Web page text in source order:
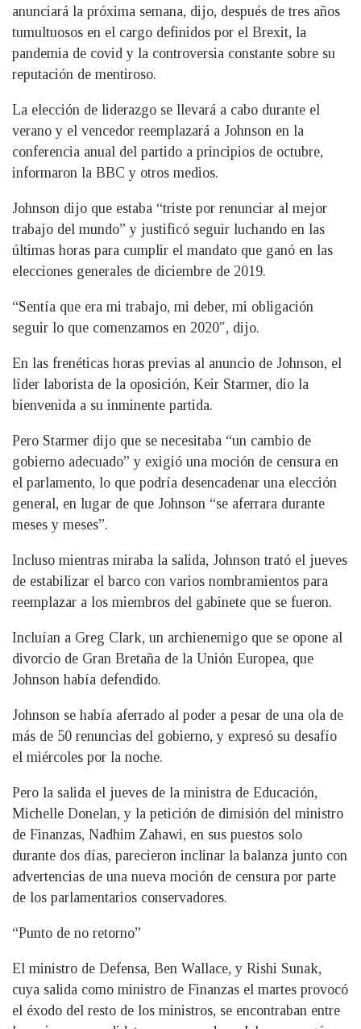
anunciará la próxima semana, dijo, después de tres años
tumultuosos en el cargo definidos por el Brexit, la
pandemia de covid y la controversia constante sobre su
reputación de mentiroso.
La elección de liderazgo se llevará a cabo durante el
verano y el vencedor reemplazará a Johnson en la
conferencia anual del partido a principios de octubre,
informaron la BBC y otros medios.
Johnson dijo que estaba “triste por renunciar al mejor
trabajo del mundo” y justificó seguir luchando en las
últimas horas para cumplir el mandato que ganó en las
elecciones generales de diciembre de 2019.
“Sentía que era mi trabajo, mi deber, mi obligación
seguir lo que comenzamos en 2020″, dijo.
En las frenéticas horas previas al anuncio de Johnson, el
líder laborista de la oposición, Keir Starmer, dio la
bienvenida a su inminente partida.
Pero Starmer dijo que se necesitaba “un cambio de
gobierno adecuado” y exigió una moción de censura en
el parlamento, lo que podría desencadenar una elección
general, en lugar de que Johnson “se aferrara durante
meses y meses”.
Incluso mientras miraba la salida, Johnson trató el jueves
de estabilizar el barco con varios nombramientos para
reemplazar a los miembros del gabinete que se fueron.
Incluían a Greg Clark, un archienemigo que se opone al
divorcio de Gran Bretaña de la Unión Europea, que
Johnson había defendido.
Johnson se había aferrado al poder a pesar de una ola de
más de 50 renuncias del gobierno, y expresó su desafío
el miércoles por la noche.
Pero la salida el jueves de la ministra de Educación,
Michelle Donelan, y la petición de dimisión del ministro
de Finanzas, Nadhim Zahawi, en sus puestos solo
durante dos días, parecieron inclinar la balanza junto con
advertencias de una nueva moción de censura por parte
de los parlamentarios conservadores.
“Punto de no retorno”
El ministro de Defensa, Ben Wallace, y Rishi Sunak,
cuya salida como ministro de Finanzas el martes provocó
el éxodo del resto de los ministros, se encontraban entre